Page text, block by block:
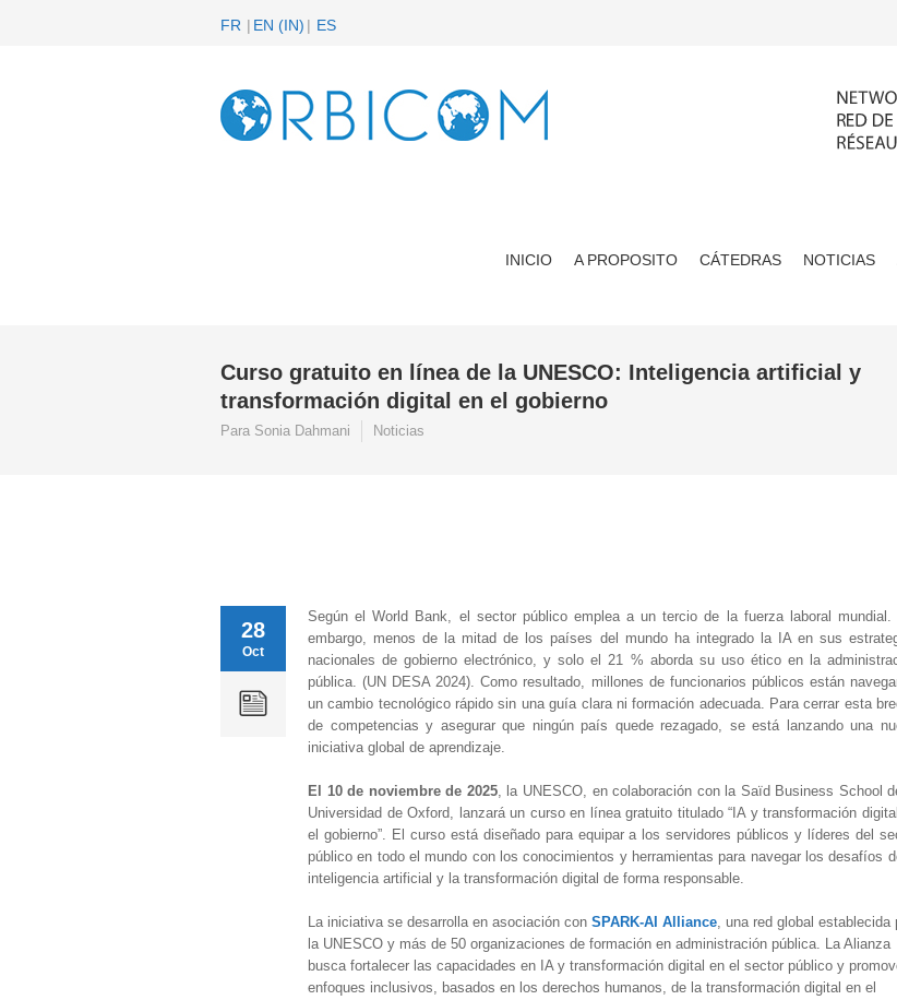
FR EN (IN) ES
INICIO A PROPOSITO CÁTEDRAS NOTICIAS
Curso gratuito en línea de la UNESCO: Inteligencia artificial y
transformación digital en el gobierno
Para Sonia Dahmani Noticias
28
Oct
Según el World Bank, el sector público emplea a un tercio de la fuerza laboral mundial.
embargo, menos de la mitad de los países del mundo ha integrado la IA en sus
nacionales de gobierno electrónico, y solo el 21 % aborda su uso ético en la
pública. (UN DESA 2024). Como resultado, millones de funcionarios públicos están
un cambio tecnológico rápido sin una guía clara ni formación adecuada. Para cerrar esta
de competencias y asegurar que ningún país quede rezagado, se está lanzando una
iniciativa global de aprendizaje.
El 10 de noviembre de 2025, la UNESCO, en colaboración con la Saïd Business School
Universidad de Oxford, lanzará un curso en línea gratuito titulado “IA y transformación
el gobierno”. El curso está diseñado para equipar a los servidores públicos y líderes del
público en todo el mundo con los conocimientos y herramientas para navegar los desafíos
inteligencia artificial y la transformación digital de forma responsable.
La iniciativa se desarrolla en asociación con SPARK-AI Alliance, una red global establecida
la UNESCO y más de 50 organizaciones de formación en administración pública. La Alianza
busca fortalecer las capacidades en IA y transformación digital en el sector público y
enfoques inclusivos, basados en los derechos humanos, de la transformación digital en el